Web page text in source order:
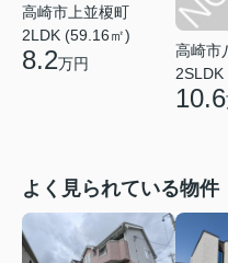
高崎市上並榎町
2LDK (59.16㎡)
8.2万円
高崎市
10.6
よく見られている物件